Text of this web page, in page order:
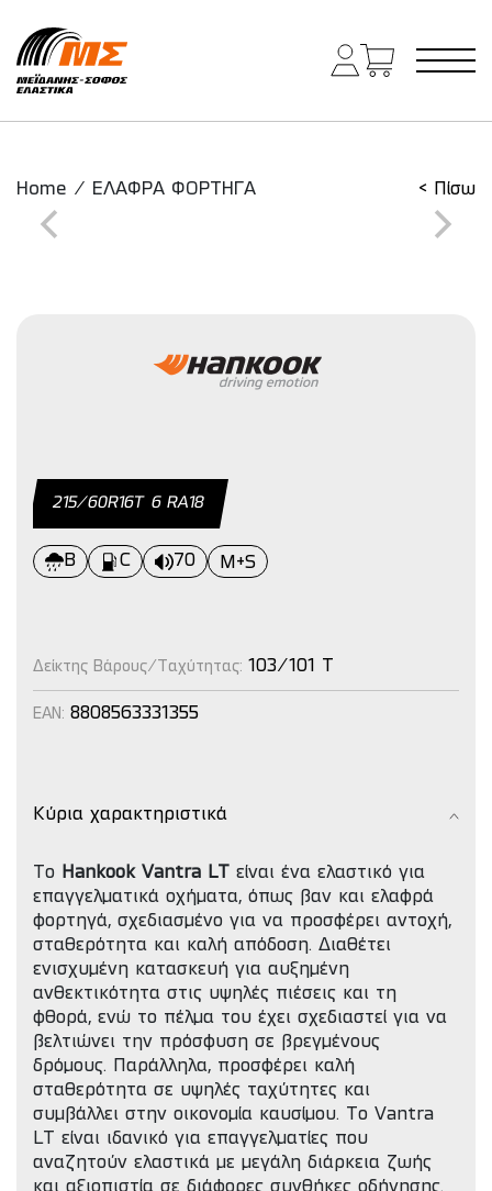
Main Navigation
Home / ΕΛΑΦΡΑ ΦΟΡΤΗΓΑ < Πίσω
215/60R16Τ 6 RΑ18
B C 70 M+S
Δείκτης Βάρους/Ταχύτητας: 103/101 T
EAN: 8808563331355
Κύρια χαρακτηριστικά
Το Hankook Vantra LT
είναι ένα ελαστικό για
επαγγελματικά οχήματα, όπως βαν και ελαφρά
φορτηγά, σχεδιασμένο για να προσφέρει αντοχή,
σταθερότητα και καλή απόδοση. Διαθέτει
ενισχυμένη κατασκευή για αυξημένη
ανθεκτικότητα στις υψηλές πιέσεις και τη
φθορά, ενώ το πέλμα του έχει σχεδιαστεί για να
βελτιώνει την πρόσφυση σε βρεγμένους
δρόμους. Παράλληλα, προσφέρει καλή
σταθερότητα σε υψηλές ταχύτητες και
συμβάλλει στην οικονομία καυσίμου. Το Vantra
LT είναι ιδανικό για επαγγελματίες που
αναζητούν ελαστικά με μεγάλη διάρκεια ζωής
και αξιοπιστία σε διάφορες συνθήκες οδήγησης.